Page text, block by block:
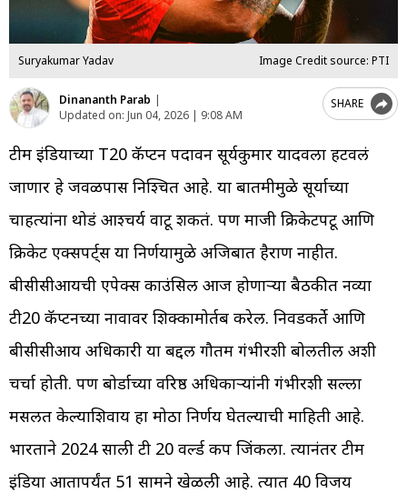
Suryakumar Yadav Image Credit source: PTI
Dinananth Parab |
Updated on: Jun 04, 2026 | 9:08 AM
SHARE
टीम इंडियाच्या T20 कॅप्टन पदावरुन सूर्यकुमार यादवला हटवलं
जाणार हे जवळपास निश्चित आहे. या बातमीमुळे सूर्याच्या
चाहत्यांना थोडं आश्चर्य वाटू शकतं. पण माजी क्रिकेटपटू आणि
क्रिकेट एक्सपर्ट्स या निर्णयामुळे अजिबात हैराण नाहीत.
बीसीसीआयची एपेक्स काउंसिल आज होणाऱ्या बैठकीत नव्या
टी20 कॅप्टनच्या नावावर शिक्कामोर्तब करेल. निवडकर्ते आणि
बीसीसीआय अधिकारी या बद्दल गौतम गंभीरशी बोलतील अशी
चर्चा होती. पण बोर्डाच्या वरिष्ठ अधिकाऱ्यांनी गंभीरशी सल्ला
मसलत केल्याशिवाय हा मोठा निर्णय घेतल्याची माहिती आहे.
भारताने 2024 साली टी 20 वर्ल्ड कप जिंकला. त्यानंतर टीम
इंडिया आतापर्यंत 51 सामने खेळली आहे. त्यात 40 विजय